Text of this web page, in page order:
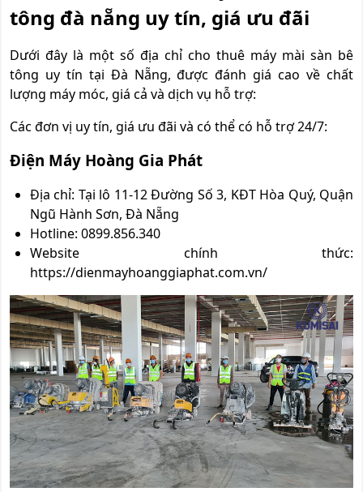
tông đà nẵng uy tín, giá ưu đãi
Dưới đây là một số địa chỉ cho thuê máy mài sàn bê
tông uy tín tại Đà Nẵng, được đánh giá cao về chất
lượng máy móc, giá cả và dịch vụ hỗ trợ:
Các đơn vị uy tín, giá ưu đãi và có thể có hỗ trợ 24/7:
Điện Máy Hoàng Gia Phát
Địa chỉ: Tại lô 11-12 Đường Số 3, KĐT Hòa Quý, Quận
Ngũ Hành Sơn, Đà Nẵng
Hotline: 0899.856.340
Website chính thức:
https://dienmayhoanggiaphat.com.vn/